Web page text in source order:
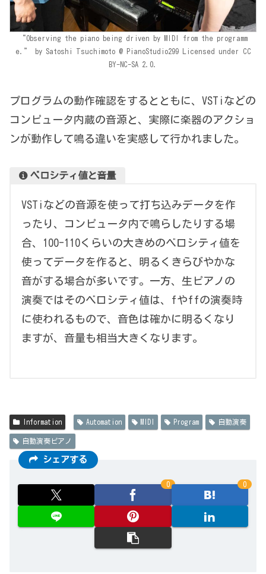
“Observing the piano being driven by MIDI from the programm
e.” by Satoshi Tsuchimoto @ PianoStudio299 Licensed under CC
BY-NC-SA 2.0.
プログラムの動作確認をするとともに、VSTiなどの
コンピュータ内蔵の音源と、実際に楽器のアクショ
ンが動作して鳴る違いを実感して行かれました。
ベロシティ値と音量
VSTiなどの音源を使って打ち込みデータを作
ったり、コンピュータ内で鳴らしたりする場
合、100-110くらいの大きめのベロシティ値を
使ってデータを作ると、明るくきらびやかな
音がする場合が多いです。一方、生ピアノの
演奏ではそのベロシティ値は、fやffの演奏時
に使われるもので、音色は確かに明るくなり
ますが、音量も相当大きくなります。
Information Automation MIDI Program 自動演奏
自動演奏ピアノ
シェアする
0 0